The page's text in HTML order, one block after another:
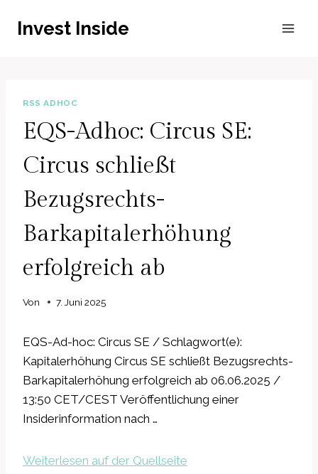
InhaltInvest Inside
RSS ADHOC
EQS-Adhoc: Circus SE:
Circus schließt
Bezugsrechts-
Barkapitalerhöhung
erfolgreich ab
Von 7. Juni 2025
EQS-Ad-hoc: Circus SE / Schlagwort(e):
Kapitalerhöhung Circus SE schließt Bezugsrechts-
Barkapitalerhöhung erfolgreich ab 06.06.2025 /
13:50 CET/CEST Veröffentlichung einer
Insiderinformation nach …
Weiterlesen auf der Quellseite